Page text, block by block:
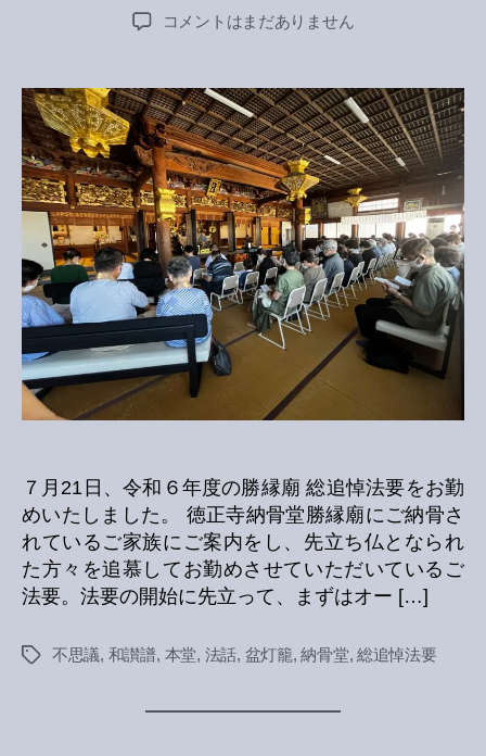
author
date
勝
総
追
悼
法
要
へ
の
コメントはまだありません
７月21日、令和６年度の勝縁廟 総追悼法要をお勤
めいたしました。 徳正寺納骨堂勝縁廟にご納骨さ
れているご家族にご案内をし、先立ち仏となられ
た方々を追慕してお勤めさせていただいているご
法要。法要の開始に先立って、まずはオー […]
Tags不思議, 和讃譜, 本堂, 法話, 盆灯籠,納骨堂, 総追悼法要